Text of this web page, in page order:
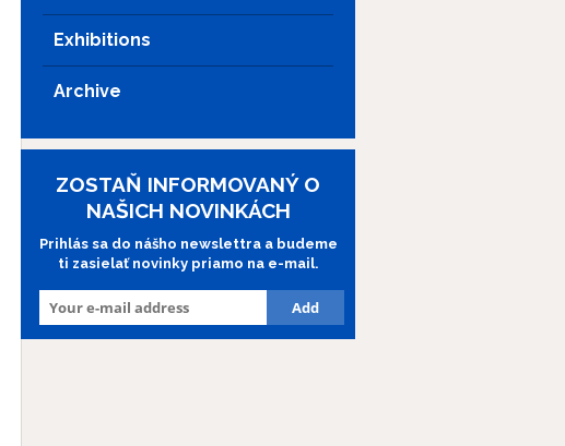
Exhibitions
Archive
ZOSTAŇ INFORMOVANÝ O
NAŠICH NOVINKÁCH
Prihlás sa do nášho newslettra a budeme
ti zasielať novinky priamo na e-mail.